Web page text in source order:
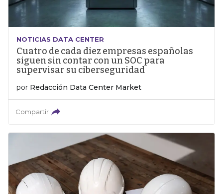
NOTICIAS DATA CENTER
Cuatro de cada diez empresas españolas
siguen sin contar con un SOC para
supervisar su ciberseguridad
por Redacción Data Center Market
Compartir